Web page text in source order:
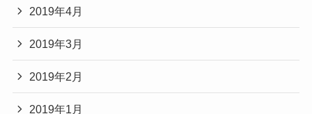
2019年4月
2019年3月
2019年2月
2019年1月